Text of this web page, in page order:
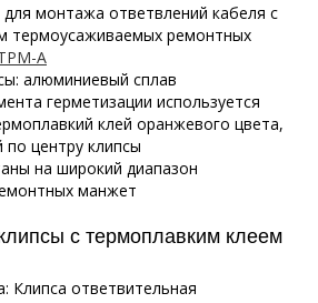
монтажа ответвлений кабеля с
термоусаживаемых ремонтных
А
алюминиевый сплав
герметизации используется
клей оранжевого цвета,
центру клипсы
на широкий диапазон
манжет
с термоплавким клеем
Клипса ответвительная